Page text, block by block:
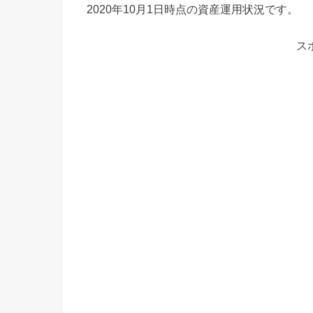
2020年10月1日時点の資産運用状況です。
ス